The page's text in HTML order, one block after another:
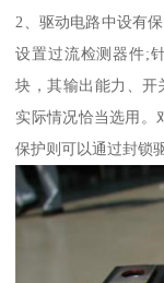
2、驱动电路中设有
设置过流检测器件;
块，其输出能力、开
实际情况恰当选用。
保护则可以通过封锁